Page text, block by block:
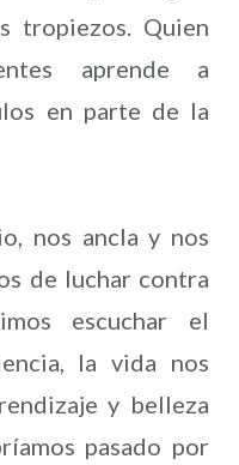
tropiezos. Quien
aprende a
en parte de la
nos ancla y nos
de luchar contra
escuchar el
la vida nos
y belleza
pasado por